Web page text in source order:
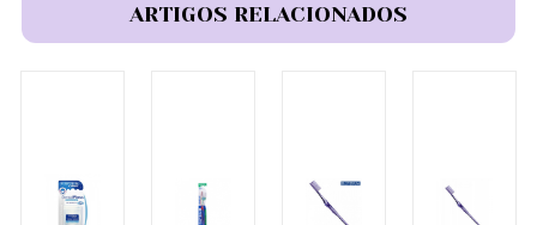
ARTIGOS RELACIONADOS